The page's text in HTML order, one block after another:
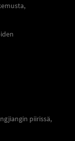
piirissä,